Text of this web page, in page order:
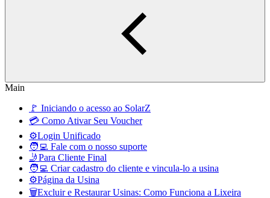
Main
🚩 Iniciando o acesso ao SolarZ
💳 Como Ativar Seu Voucher
⚙️Login Unificado
🧑‍💻 Fale com o nosso suporte
🤳Para Cliente Final
🧑‍💻 Criar cadastro do cliente e vincula-lo a usina
⚙️Página da Usina
🗑️Excluir e Restaurar Usinas: Como Funciona a Lixeira